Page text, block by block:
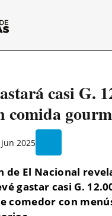
casi G.
comida
2025
de El Nacional
gastar casi G.
comedor con